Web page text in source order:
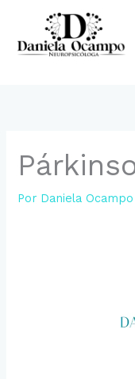
contenido
Por Daniela Ocampo